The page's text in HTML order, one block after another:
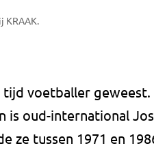
KRAAK.
voetballer geweest.
is oud-international
ze tussen 1971 en